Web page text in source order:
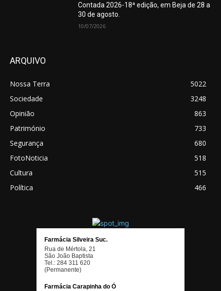
Contada 2026-18ª edição, em Beja de 28 a
30 de agosto.
10/07/2026
ARQUIVO
Nossa Terra
5022
Sociedade
3248
Opinião
863
Património
733
Segurança
680
FotoNoticia
518
Cultura
515
Política
466